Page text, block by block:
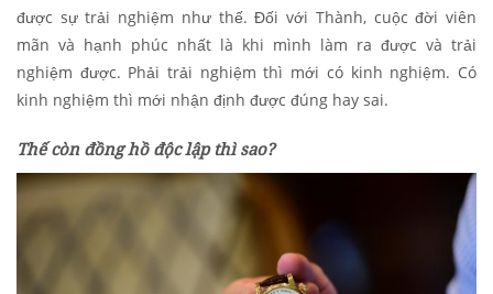
được sự trải nghiệm như thế. Đối với Thành, cuộc đời viên
mãn và hạnh phúc nhất là khi mình làm ra được và trải
nghiệm được. Phải trải nghiệm thì mới có kinh nghiệm. Có
kinh nghiệm thì mới nhận định được đúng hay sai.
Thế còn đồng hồ độc lập thì sao?